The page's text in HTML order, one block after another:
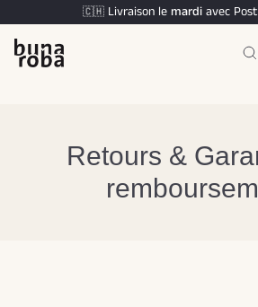
🇨🇭 Livraison le mardi avec
Retours &